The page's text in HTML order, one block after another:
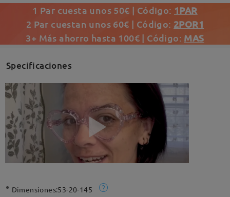
1 Par cuesta unos 50€ | Código: 1PAR
2 Par cuestan unos 60€ | Código: 2POR1
3+ Más ahorro hasta 100€ | Código: MAS
Specificaciones
Dimensiones:53-20-145